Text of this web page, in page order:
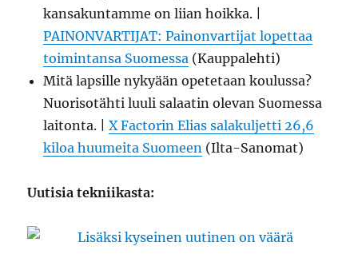
kansakuntamme on liian hoikka. |
PAINONVARTIJAT: Painonvartijat lopettaa
toimintansa Suomessa (Kauppalehti)
Mitä lapsille nykyään opetetaan koulussa?
Nuorisotähti luuli salaatin olevan Suomessa
laitonta. |X Factorin Elias salakuljetti 26,6
kiloa huumeita Suomeen (Ilta-Sanomat)
Uutisia tekniikasta: